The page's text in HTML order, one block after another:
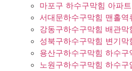
마포구 하수구막힘 아파
서대문하수구막힘 맨홀역
강동구하수구막힘 배관막
성북구하수구막힘 변기막
용산구하수구막힘 하수구
노원구하수구막힘 하수